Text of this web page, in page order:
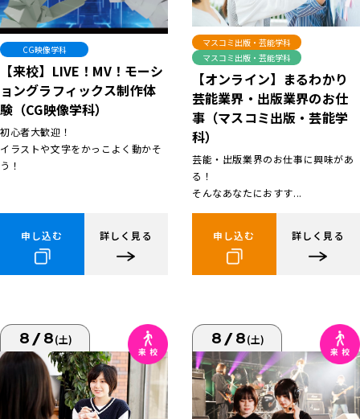
CG映像学科
【来校】LIVE！MV！モーシ
ョングラフィックス制作体
験（CG映像学科）
初心者大歓迎！
イラストや文字をかっこよく動かそ
う！
申し込む 詳しく見る
マスコミ出版・芸能学科
マスコミ出版・芸能学科
【オンライン】まるわかり
芸能業界・出版業界のお仕
事（マスコミ出版・芸能学
科）
芸能・出版業界のお仕事に興味があ
る！
そんなあなたにおすす...
申し込む 詳しく見る
8/8(土) 8/8(土)